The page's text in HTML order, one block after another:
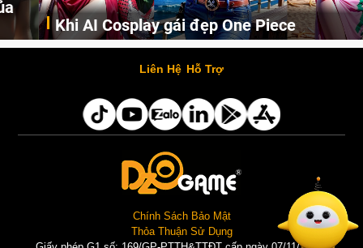
Khi AI Cosplay gái đẹp One Piece
Những cô nàng nóng bỏng Boa Hancock, Nico Robin, Nami, Yamato hay Perona được AI vẽ lại dưới hình thức Cosplay cực kỳ chuẩn chỉnh.
Liên Hệ Hỗ Trợ
Chính Sách Bảo Mật
Thỏa Thuận Sử Dụng